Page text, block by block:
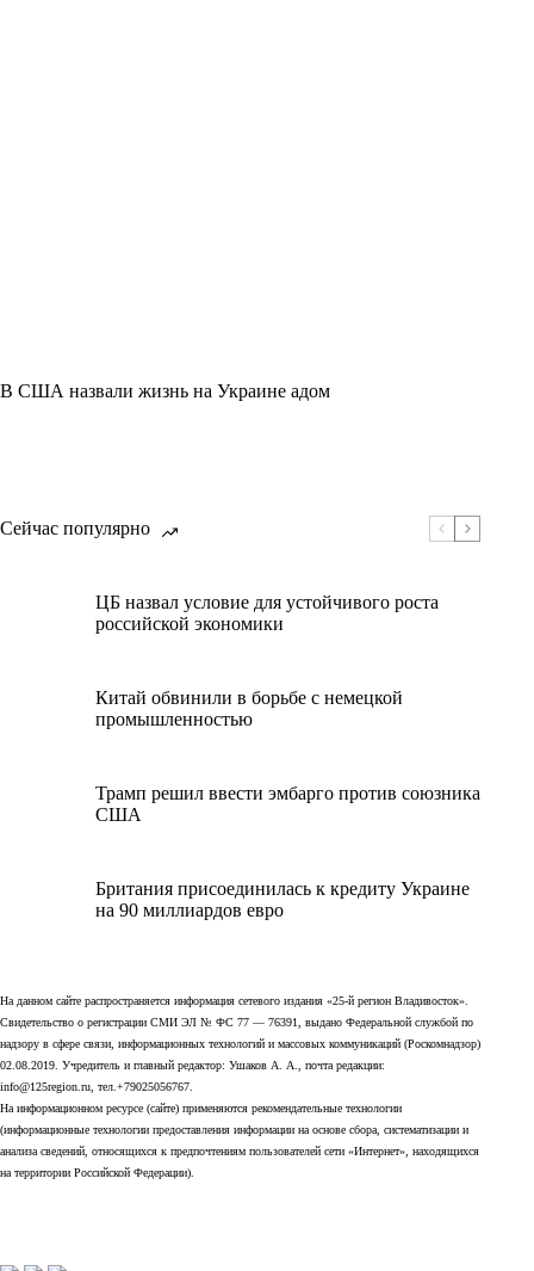
В США назвали жизнь на Украине адом
Сейчас популярно
ЦБ назвал условие для устойчивого роста
российской экономики
Китай обвинили в борьбе с немецкой
промышленностью
Трамп решил ввести эмбарго против союзника
США
Британия присоединилась к кредиту Украине
на 90 миллиардов евро
На данном сайте распространяется информация сетевого издания «25-й регион Владивосток».
Свидетельство о регистрации СМИ ЭЛ № ФС 77 — 76391, выдано Федеральной службой по
надзору в сфере связи, информационных технологий и массовых коммуникаций (Роскомнадзор)
02.08.2019. Учредитель и главный редактор: Ушаков А. А., почта редакции:
info@125region.ru, тел.+79025056767.
На информационном ресурсе (сайте) применяются рекомендательные технологии
(информационные технологии предоставления информации на основе сбора, систематизации и
анализа сведений, относящихся к предпочтениям пользователей сети «Интернет», находящихся
на территории Российской Федерации).